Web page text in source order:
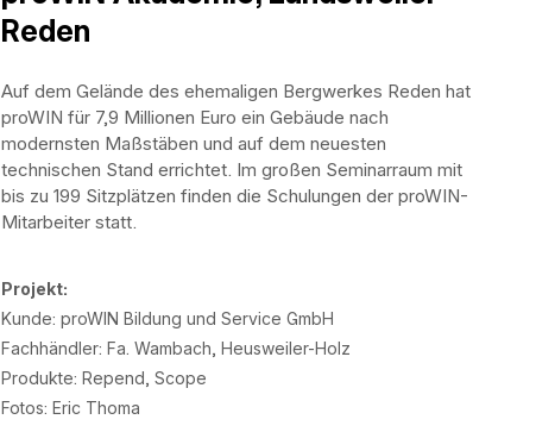
Reden
Auf dem Gelände des ehemaligen Bergwerkes Reden hat
proWIN für 7,9 Millionen Euro ein Gebäude nach
modernsten Maßstäben und auf dem neuesten
technischen Stand errichtet. Im großen Seminarraum mit
bis zu 199 Sitzplätzen finden die Schulungen der proWIN-
Mitarbeiter statt.
Projekt:
Kunde: proWIN Bildung und Service GmbH
Fachhändler: Fa. Wambach, Heusweiler-Holz
Produkte: Repend, Scope
Fotos: Eric Thoma